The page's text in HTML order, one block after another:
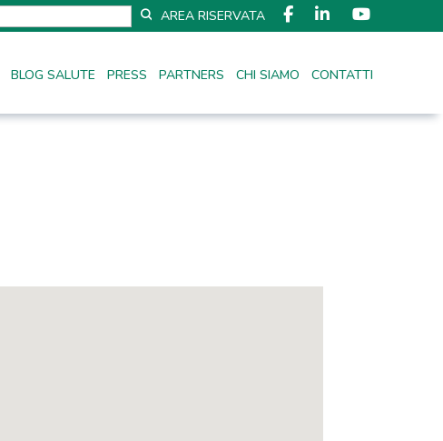
AREA RISERVATA
BLOG SALUTE PRESS PARTNERS CHI SIAMO CONTATTI